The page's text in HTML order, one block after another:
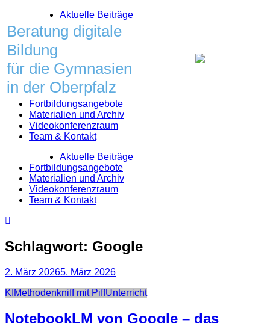
to
content
Beratung digitale
Bildung
für die Gymnasien
in der Oberpfalz
Aktuelle Beiträge
Fortbildungsangebote
Materialien und Archiv
Videokonferenzraum
Team & Kontakt
Aktuelle Beiträge
Fortbildungsangebote
Materialien und Archiv
Videokonferenzraum
Team & Kontakt
Schlagwort: Google
2. März 20265. März 2026
Categories
KI Methodenkniff mit PiffUnterricht
NotebookLM von Google – das